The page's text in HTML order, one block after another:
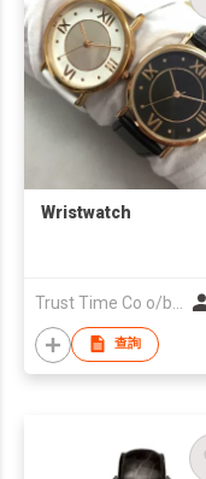
Wristwatch
查詢